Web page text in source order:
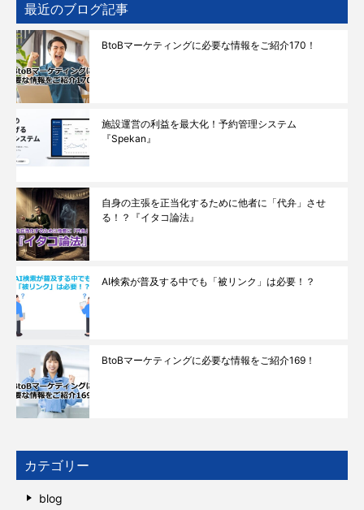
最近のブログ記事
BtoBマーケティングに必要な情報をご紹介170！
施設運営の利益を最大化！予約管理システム
『Spekan』
自身の主張を正当化するために他者に「代弁」させ
る！？『イタコ論法』
AI検索が普及する中でも「被リンク」は必要！？
BtoBマーケティングに必要な情報をご紹介169！
カテゴリー
blog